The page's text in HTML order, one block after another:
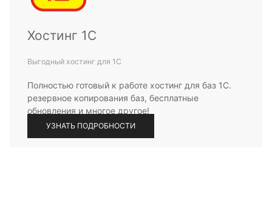
Хостинг 1С
Выгодный хостинг для 1С
Полностью готовый к работе хостинг для баз 1С.
резервное копирования баз, бесплатные
обновления и многое другое!
УЗНАТЬ ПОДРОБНОСТИ